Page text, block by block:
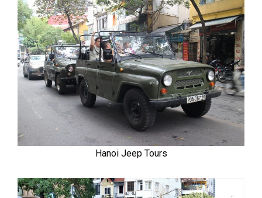
Hanoi Jeep Tours